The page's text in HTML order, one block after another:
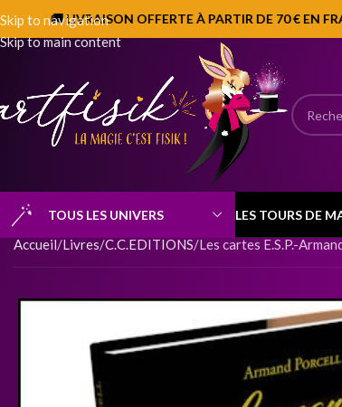
Skip to navigation
Skip to main content
🚚 LIVRAISON OFFERTE À PARTIR DE 70 € EN
TOUS LES UNIVERS LES TOURS DE
Accueil Livres C.C.EDITIONS Les cartes E.S.P.-